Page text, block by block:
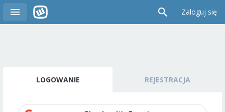
Zaloguj się
LOGOWANIE REJESTRACJA